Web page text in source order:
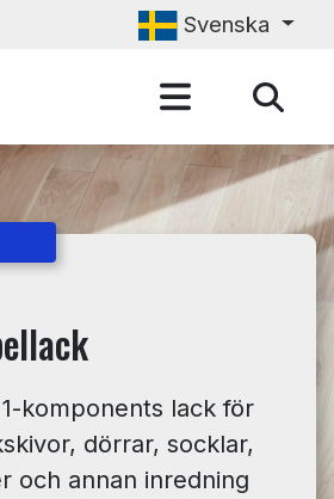
Svenska
komponents lack för
dörrar, socklar,
och annan inredning